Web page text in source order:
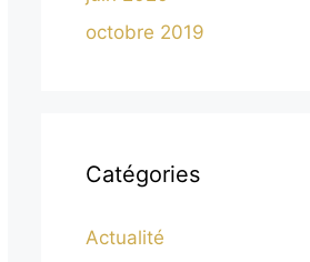
octobre 2019
Catégories
Actualité